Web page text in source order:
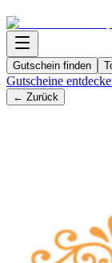
Gutschein finden
Gutscheine
← Zurück